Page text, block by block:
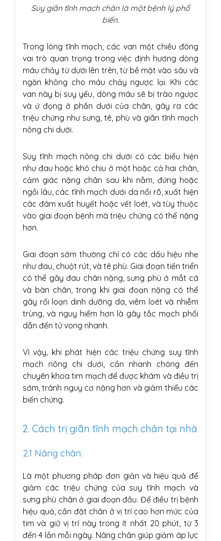
Suy giãn tĩnh mạch chân là một bệnh lý phổ
biến.
Trong lòng tĩnh mạch, các van một chiều đóng
vai trò quan trọng trong việc định hướng dòng
máu chảy từ dưới lên trên, từ bề mặt vào sâu và
ngăn không cho máu chảy ngược lại. Khi các
van này bị suy yếu, dòng máu sẽ bị trào ngược
và ứ đọng ở phần dưới của chân, gây ra các
triệu chứng như sưng, tê, phù và giãn tĩnh mạch
nông chi dưới.
Suy tĩnh mạch nông chi dưới có các biểu hiện
như đau hoặc khó chịu ở một hoặc cả hai chân,
cảm giác nặng chân sau khi nằm, đứng hoặc
ngồi lâu, các tĩnh mạch dưới da nổi rõ, xuất hiện
các đám xuất huyết hoặc vết loét, và tùy thuộc
vào giai đoạn bệnh mà triệu chứng có thể nặng
hơn.
Giai đoạn sớm thường chỉ có các dấu hiệu nhẹ
như đau, chuột rút, và tê phù. Giai đoạn tiến triển
có thể gây đau chân nặng, sưng phù ở mắt cá
và bàn chân, trong khi giai đoạn nặng có thể
gây rối loạn dinh dưỡng da, viêm loét và nhiễm
trùng, và nguy hiểm hơn là gây tắc mạch phổi
dẫn đến tử vong nhanh.
Vì vậy, khi phát hiện các triệu chứng suy tĩnh
mạch nông chi dưới, cần nhanh chóng đến
chuyên khoa tim mạch để được khám và điều trị
sớm, tránh nguy cơ nặng hơn và giảm thiểu các
biến chứng.
2. Cách trị giãn tĩnh mạch chân tại nhà
2.1 Nâng chân:
Là một phương pháp đơn giản và hiệu quả để
giảm các triệu chứng của suy tĩnh mạch và
sưng phù chân ở giai đoạn đầu. Để điều trị bệnh
hiệu quả, cần đặt chân ở vị trí cao hơn mức của
tim và giữ vị trí này trong ít nhất 20 phút, từ 3
đến 4 lần mỗi ngày. Nâng chân giúp giảm áp lực